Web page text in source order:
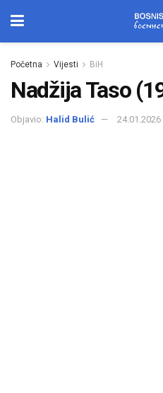
Početna Vijesti BiH
Nadžija Taso
Objavio: Halid Bulić 24.01.2026